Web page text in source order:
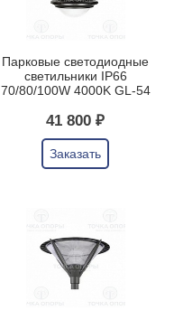
Парковые светодиодные
светильники IP66
70/80/100W 4000K GL-54
41 800 ₽
Заказать